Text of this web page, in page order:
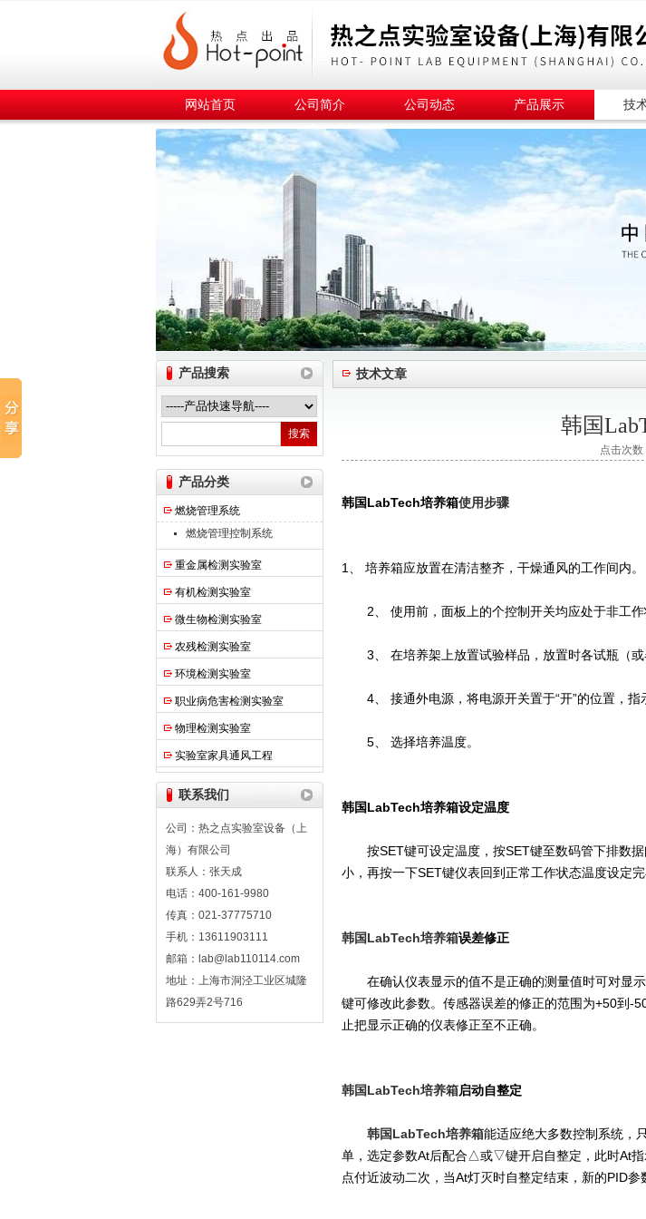
热之点实验室设备（上海）有限公司
网站首页 公司简介 公司动态 产品展示 技
产品搜索
产品分类
燃烧管理系统
燃烧管理控制系统
重金属检测实验室
有机检测实验室
微生物检测实验室
农残检测实验室
环境检测实验室
职业病危害检测实验室
物理检测实验室
实验室家具通风工程
联系我们
公司：热之点实验室设备（上
海）有限公司
联系人：张天成
电话：400-161-9980
传真：021-37775710
手机：13611903111
邮箱：lab@lab110114.com
地址：上海市洞泾工业区城隆
路629弄2号716
技术文章
韩国
点击次
韩国LabTech培养箱使用步骤
1、 培养箱应放置在清洁整齐，干燥通风的工作间内。
2、 使用前，面板上的个控制开关均应处于非工作
3、 在培养架上放置试验样品，放置时各试瓶（或
4、 接通外电源，将电源开关置于“开”的位置，指
5、 选择培养温度。
韩国LabTech培养箱设定温度
按SET键可设定温度，按SET键至数码管下排数
小，再按一下SET键仪表回到正常工作状态温度设定完
韩国LabTech培养箱误差修正
在确认仪表显示的值不是正确的测量值时可对显
键可修改此参数。传感器误差的修正的范围为+50到-
止把显示正确的仪表修正至不正确。
韩国LabTech培养箱启动自整定
韩国LabTech培养箱能适应绝大多数控制系统，
单，选定参数At后配合△或▽键开启自整定，此时At
点付近波动二次，当At灯灭时自整定结束，新的PID参